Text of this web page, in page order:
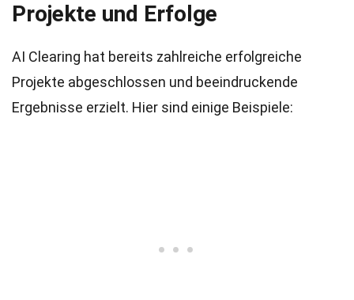
Projekte und Erfolge
AI Clearing hat bereits zahlreiche erfolgreiche
Projekte abgeschlossen und beeindruckende
Ergebnisse erzielt. Hier sind einige Beispiele: